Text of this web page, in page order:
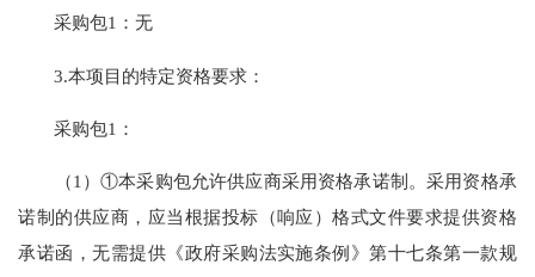
采购包1：无
3.本项目的特定资格要求：
采购包1：
（1）①本采购包允许供应商采用资格承诺制。采用资格承
诺制的供应商，应当根据投标（响应）格式文件要求提供资格
承诺函，无需提供《政府采购法实施条例》第十七条第一款规